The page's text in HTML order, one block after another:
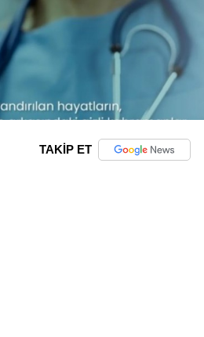
TAKİP ET